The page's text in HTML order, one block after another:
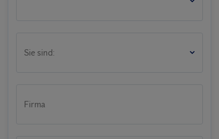
Sie sind:
Firma